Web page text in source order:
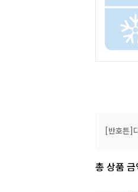
총 상품 금